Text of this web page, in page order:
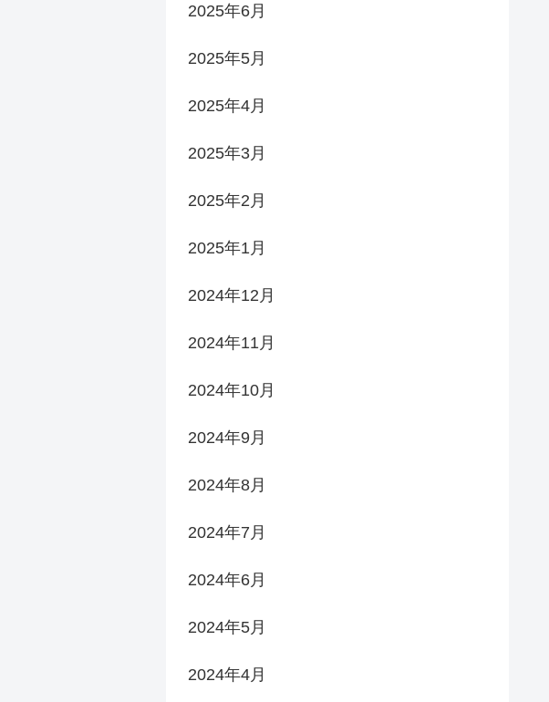
2025年6月
2025年5月
2025年4月
2025年3月
2025年2月
2025年1月
2024年12月
2024年11月
2024年10月
2024年9月
2024年8月
2024年7月
2024年6月
2024年5月
2024年4月